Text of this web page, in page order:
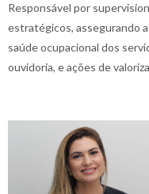
Responsável por
estratégicos, assegurando
saúde ocupacional dos
ouvidoria, e ações de